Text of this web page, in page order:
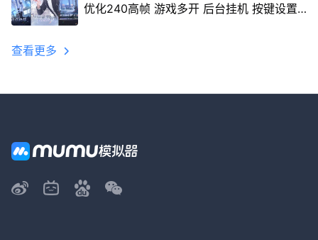
优化240高帧 游戏多开 后台挂机 按键设置
查看更多